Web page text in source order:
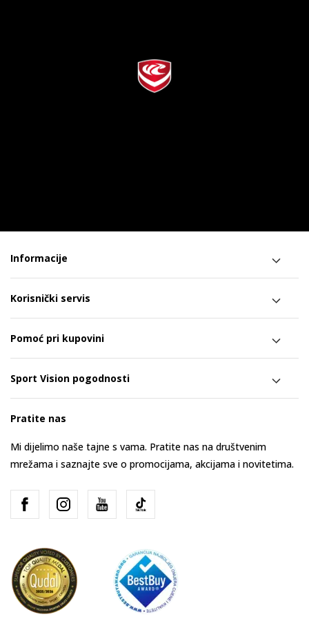
Informacije
Korisnički servis
Pomoć pri kupovini
Sport Vision pogodnosti
Pratite nas
Mi dijelimo naše tajne s vama. Pratite nas na društvenim
mrežama i saznajte sve o promocijama, akcijama i novitetima.